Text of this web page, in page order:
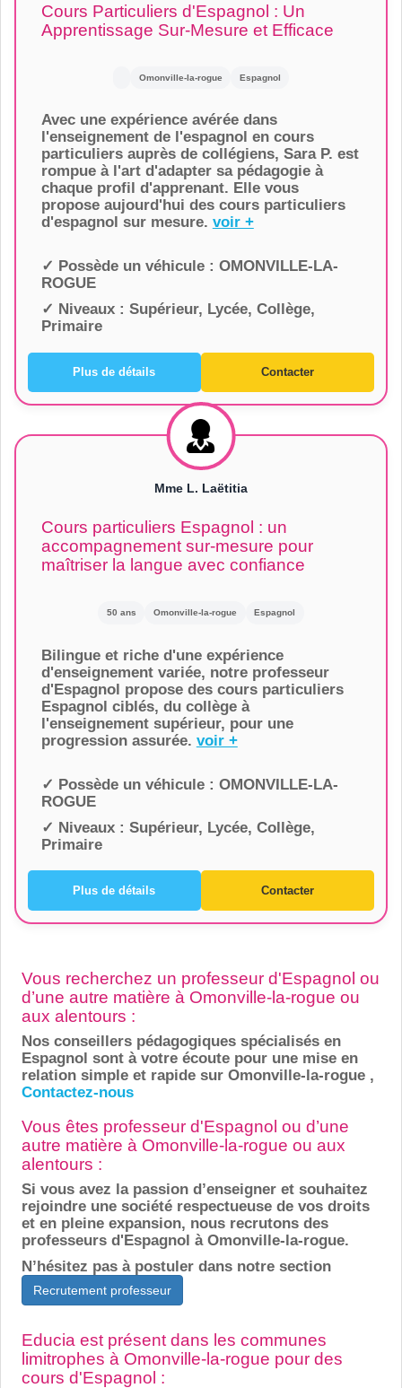
Cours Particuliers d'Espagnol : Un
Apprentissage Sur-Mesure et Efficace
Omonville-la-rogue Espagnol
Avec une expérience avérée dans
l'enseignement de l'espagnol en cours
particuliers auprès de collégiens, Sara P. est
rompue à l'art d'adapter sa pédagogie à
chaque profil d'apprenant. Elle vous
propose aujourd'hui des cours particuliers
d'espagnol sur mesure. voir +
✓ Possède un véhicule : OMONVILLE-LA-
ROGUE
✓ Niveaux : Supérieur, Lycée, Collège,
Primaire
Plus de détails Contacter
Mme L. Laëtitia
Cours particuliers Espagnol : un
accompagnement sur-mesure pour
maîtriser la langue avec confiance
50 ans Omonville-la-rogue Espagnol
Bilingue et riche d'une expérience
d'enseignement variée, notre professeur
d'Espagnol propose des cours particuliers
Espagnol ciblés, du collège à
l'enseignement supérieur, pour une
progression assurée. voir +
✓ Possède un véhicule : OMONVILLE-LA-
ROGUE
✓ Niveaux : Supérieur, Lycée, Collège,
Primaire
Plus de détails Contacter
Vous recherchez un professeur d'Espagnol ou
d’une autre matière à Omonville-la-rogue ou
aux alentours :
Nos conseillers pédagogiques spécialisés en
Espagnol sont à votre écoute pour une mise en
relation simple et rapide sur Omonville-la-rogue ,
Contactez-nous
Vous êtes professeur d'Espagnol ou d’une
autre matière à Omonville-la-rogue ou aux
alentours :
Si vous avez la passion d’enseigner et souhaitez
rejoindre une société respectueuse de vos droits
et en pleine expansion, nous recrutons des
professeurs d'Espagnol à Omonville-la-rogue.
N’hésitez pas à postuler dans notre section
Recrutement professeur
Educia est présent dans les communes
limitrophes à Omonville-la-rogue pour des
cours d'Espagnol :